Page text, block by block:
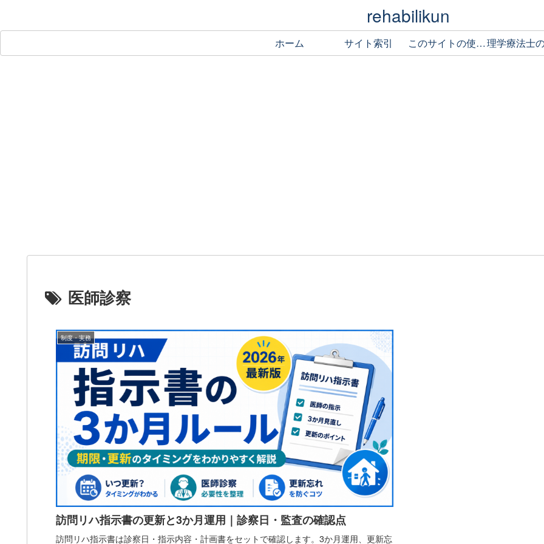
rehabilikun
ホーム サイト索引 このサイトの使い方
医師診察
制度・実務
訪問リハ指示書の更新と3か月運用｜診察日・監査の確認点
訪問リハ指示書は診察日・指示内容・計画書をセットで確認します。3か月運用、更新忘